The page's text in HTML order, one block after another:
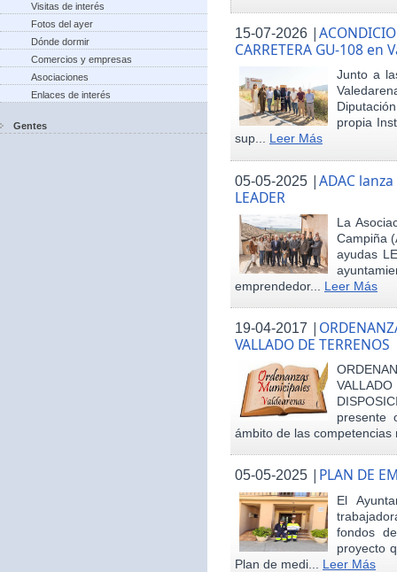
Visitas de interés
Fotos del ayer
Dónde dormir
Comercios y empresas
Asociaciones
Enlaces de interés
Gentes
15-07-2026 |
CARRETERA GU-108 en
Junto a
propia
sup... Leer Más
05-05-2025 |ADAC
LEADER
La
Campiña
ayudas
emprendedor... Leer Más
19-04-2017 |
VALLADO DE TERRENOS
presente
ámbito de las
05-05-2025 | PLAN DE
El
fondos
proyecto
Plan de medi... Leer Más